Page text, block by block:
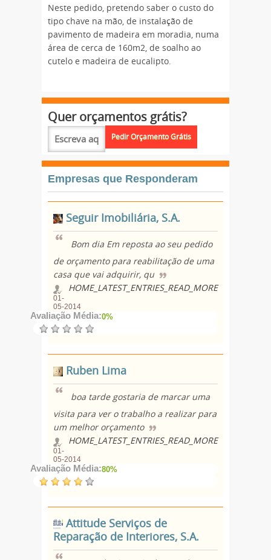
Neste pedido, pretendo saber o custo do
tipo chave na mão, de instalação de
pavimento de madeira em moradia, numa
área de cerca de 160m2, de soalho ao
cutelo e madeira de eucalipto.
Quer orçamentos grátis?
Empresas que Responderam
Seguir Imobiliária, S.A.
Bom dia Em reposta ao seu pedido
de orçamento para reabilitação de uma
casa que vai adquirir, qu
HOME_LATEST_ENTRIES_READ_MORE
01-
05-2014
Avaliação Média:0%
Ruben Lima
boa tarde gostaria de marcar uma
visita para ver o trabalho a realizar para
um melhor orçamento
HOME_LATEST_ENTRIES_READ_MORE
01-
05-2014
Avaliação Média:80%
Attitude Serviços de
Reparação de Interiores, S.A.